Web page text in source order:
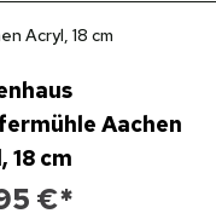
Acryl, 18 cm
Aachen
18 cm
€*